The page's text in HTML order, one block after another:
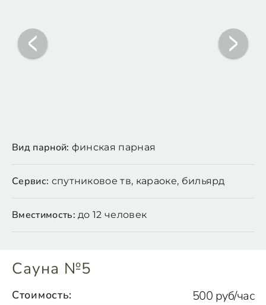
Вид парной: финская парная
Сервис: спутниковое тв, караоке, бильярд
Вместимость: до 12 человек
Сауна №5
Стоимость: 500 руб/час